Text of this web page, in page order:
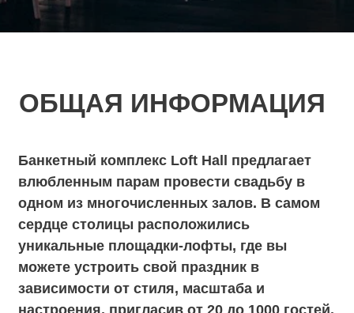
Банкетный комплекс Loft Hall предлагает
влюбленным парам провести свадьбу в
можете устроить свой праздник в
Каждый loft неповторим и своеобразен.
банкетный комплекс удивит вас
собственной авторской кухней от шеф-
повара Педро Барчильоне,
профессиональным техническим
оборудованием, множеством вариантов
подачи и сервировки банкета. Каждый лофт